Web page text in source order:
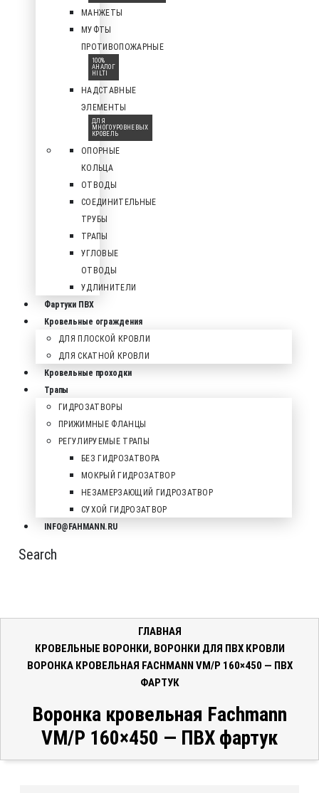
МАНЖЕТЫ
МУФТЫ
ПРОТИВОПОЖАРНЫЕ
100%
АНАЛОГ
HILTI
НАДСТАВНЫЕ
ЭЛЕМЕНТЫ
ДЛЯ
МНОГОУРОВНЕВЫХ
КРОВЕЛЬ
ОПОРНЫЕ
КОЛЬЦА
ОТВОДЫ
СОЕДИНИТЕЛЬНЫЕ
ТРУБЫ
ТРАПЫ
УГЛОВЫЕ
ОТВОДЫ
УДЛИНИТЕЛИ
Фартуки ПВХ
Кровельные ограждения
ДЛЯ ПЛОСКОЙ КРОВЛИ
ДЛЯ СКАТНОЙ КРОВЛИ
Кровельные проходки
Трапы
ГИДРОЗАТВОРЫ
ПРИЖИМНЫЕ ФЛАНЦЫ
РЕГУЛИРУЕМЫЕ ТРАПЫ
БЕЗ ГИДРОЗАТВОРА
МОКРЫЙ ГИДРОЗАТВОР
НЕЗАМЕРЗАЮЩИЙ ГИДРОЗАТВОР
СУХОЙ ГИДРОЗАТВОР
INFO@FAHMANN.RU
Search
ГЛАВНАЯ
КРОВЕЛЬНЫЕ ВОРОНКИ, ВОРОНКИ ДЛЯ ПВХ КРОВЛИ
ВОРОНКА КРОВЕЛЬНАЯ FACHMANN VM/P 160×450 — ПВХ
ФАРТУК
Воронка кровельная Fachmann
VM/P 160×450 — ПВХ фартук